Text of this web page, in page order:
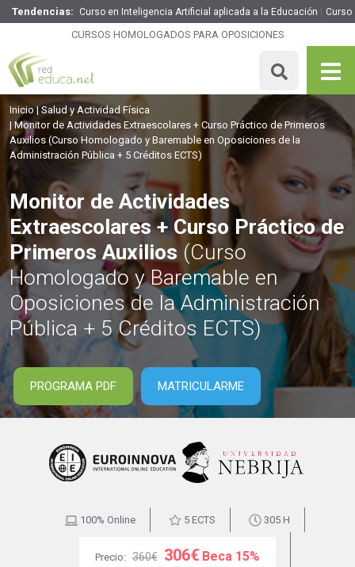
Tendencias: Curso en Inteligencia Artificial aplicada a la Educación Curso
CURSOS HOMOLOGADOS PARA OPOSICIONES
Monitor de Actividades Extraescolares + Curso Práctico
de Primeros Auxilios
305 H
Inicio Salud y Actividad Física
Monitor de Actividades Extraescolares + Curso Práctico de Primeros
Auxilios (Curso Homologado y Baremable en Oposiciones de la
Administración Pública + 5 Créditos ECTS)
Monitor de Actividades
Extraescolares + Curso Práctico de
Primeros Auxilios (Curso
Homologado y Baremable en
Oposiciones de la Administración
Pública + 5 Créditos ECTS)
PROGRAMA PDF MATRICULARME
100% Online 5 ECTS 305 H
Precio: 360€ 306€ Beca 15%